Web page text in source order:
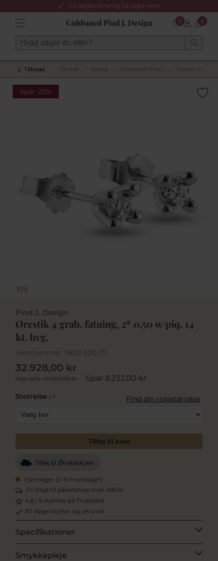
1-3 dages levering på lagervarer
0 0
Tilbage Forside Brands Collection Pind J Dream
Spar 20%
1 / 1
Pind J. Design
Ørestik 4 grab. fatning, 2* 0,50 w/piq. 14
kt. hvg.
Varenummer: 3802-200-20
Vejl. pris41.160,00 kr Spar 8.232,00 kr
32.928,00 kr
Storrelse : * Find din ringstørrelse
Tilføj til kurv
Tilføj til Ønskeskyen
Fjernlager (3-10 hverdage*)
Fri fragt til pakkeshop over 499 kr.
4,8 / 5 stjerner på Trustpilot
30 dages bytte- og returret
Specifikationer
Smykkepleje